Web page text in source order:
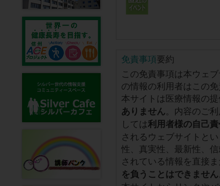
免責事項要約
この免責事項は本ウェ
の情報の利用者はこの
本サイトは医療情報の
ありません。内容のご
しては利用者様の自己
されるウェブサイトと
性、真実性、最新性、
されている情報を直接
を負うことはできません